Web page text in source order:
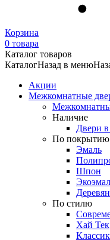
Корзина
0 товара
Каталог товаров
КаталогНазад в меню
Акции
Межкомнатные
Наличие
Двери
По покрытию
Эмаль
Шпон
По стилю
Хай Тек